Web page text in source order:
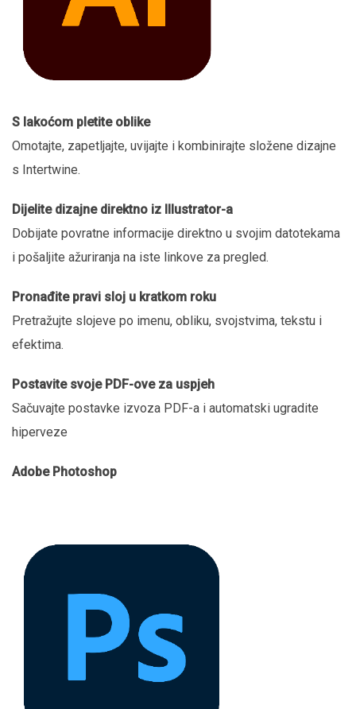
S lakoćom pletite oblike
Omotajte, zapetljajte, uvijajte i kombinirajte složene dizajne
s Intertwine.
Dijelite dizajne direktno iz Illustrator-a
Dobijate povratne informacije direktno u svojim datotekama
i pošaljite ažuriranja na iste linkove za pregled.
Pronađite pravi sloj u kratkom roku
Pretražujte slojeve po imenu, obliku, svojstvima, tekstu i
efektima.
Postavite svoje PDF-ove za uspjeh
Sačuvajte postavke izvoza PDF-a i automatski ugradite
hiperveze
Adobe Photoshop